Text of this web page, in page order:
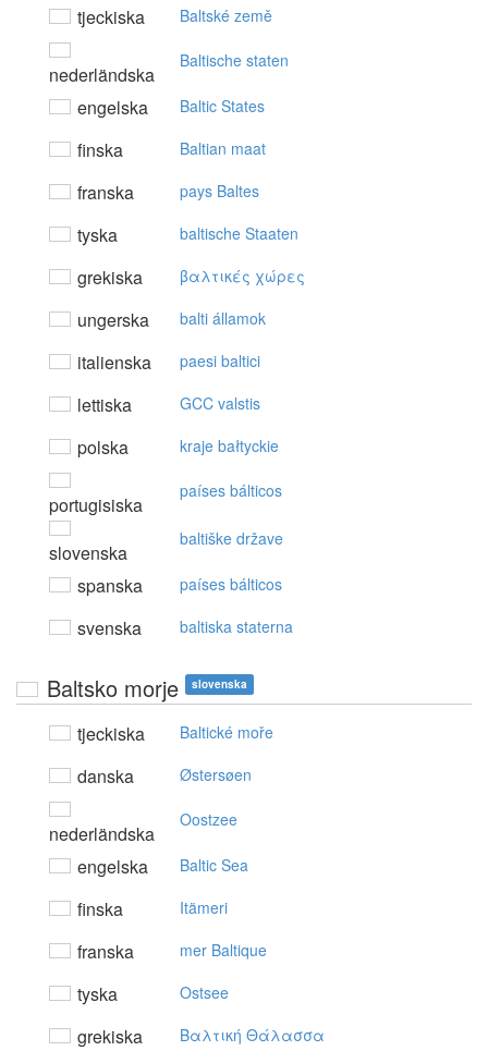
tjeckiska Baltské země
nederländska
Baltische staten
engelska Baltic States
finska Baltian maat
franska pays Baltes
tyska baltische Staaten
grekiska βαλτικές χώρες
ungerska balti államok
italienska paesi baltici
lettiska GCC valstis
polska kraje bałtyckie
portugisiska
países bálticos
slovenska
baltiške države
spanska países bálticos
svenska baltiska staterna
Baltsko morje slovenska
tjeckiska Baltické moře
danska Østersøen
nederländska
Oostzee
engelska Baltic Sea
finska Itämeri
franska mer Baltique
tyska Ostsee
grekiska Bαλτική Θάλασσα